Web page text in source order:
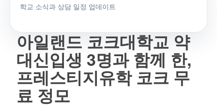
학교 소식과 상담 일정 업데이트
아일랜드 코크대학교 약
대신입생 3명과 함께 한,
프레스티지유학 코크 무
료 정모